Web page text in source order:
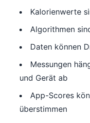
Kalorienwerte
Algorithmen
Daten können
Messungen
und Gerät ab
App-Scores
überstimmen